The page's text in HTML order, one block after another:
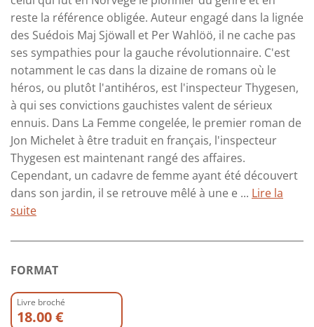
reste la référence obligée. Auteur engagé dans la lignée
des Suédois Maj Sjöwall et Per Wahlöö, il ne cache pas
ses sympathies pour la gauche révolutionnaire. C'est
notamment le cas dans la dizaine de romans où le
héros, ou plutôt l'antihéros, est l'inspecteur Thygesen,
à qui ses convictions gauchistes valent de sérieux
ennuis. Dans La Femme congelée, le premier roman de
Jon Michelet à être traduit en français, l'inspecteur
Thygesen est maintenant rangé des affaires.
Cependant, un cadavre de femme ayant été découvert
dans son jardin, il se retrouve mêlé à une e ... Lire la
suite
FORMAT
Livre broché
18.00 €